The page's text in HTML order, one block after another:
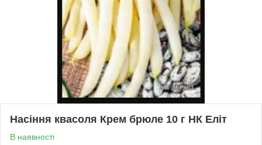
Насіння квасоля Крем брюле 10 г НК Еліт
В наявності